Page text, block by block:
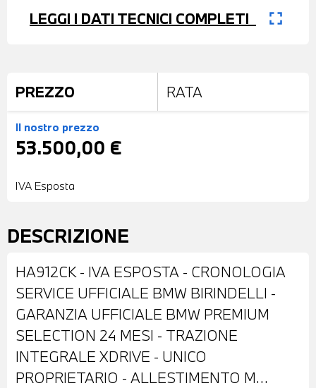
LEGGI I DATI TECNICI COMPLETI fullscreen
PREZZO RATA
Il nostro prezzo
53.500,00 €
IVA Esposta
DESCRIZIONE
HA912CK - IVA ESPOSTA - CRONOLOGIA
SERVICE UFFICIALE BMW BIRINDELLI -
GARANZIA UFFICIALE BMW PREMIUM
SELECTION 24 MESI - TRAZIONE
INTEGRALE XDRIVE - UNICO
PROPRIETARIO - ALLESTIMENTO M